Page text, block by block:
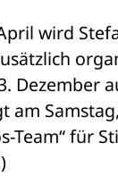
wird
Dezember
am
Team“ für